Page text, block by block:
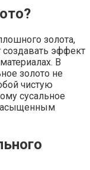
золота,
создавать эффект
В
золото не
чистую
сусальное